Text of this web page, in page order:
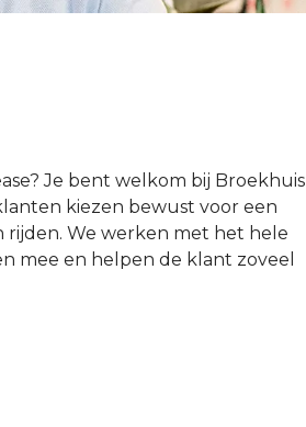
Je bent welkom bij Broekhuis
kiezen bewust voor een
rijden. We werken met het hele
mee en helpen de klant zoveel